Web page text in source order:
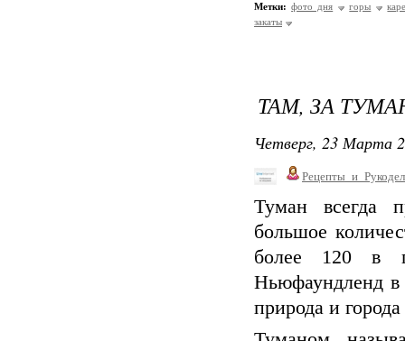
Метки: фото дня горы
закаты
ТАМ, ЗА
Четверг, 23 Марта
Туман всегда
большое
более 120 в
Ньюфаундленд в
природа и